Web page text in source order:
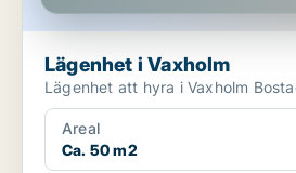
Lägenhet i Vaxholm
Lägenhet att
Areal
Ca. 50 m2